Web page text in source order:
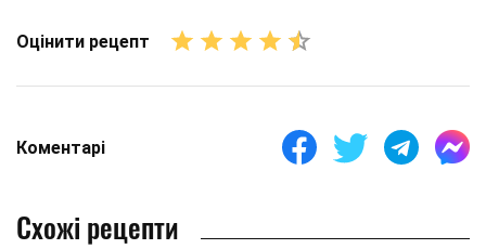
Оцінити рецепт
Коментарі
Схожі рецепти